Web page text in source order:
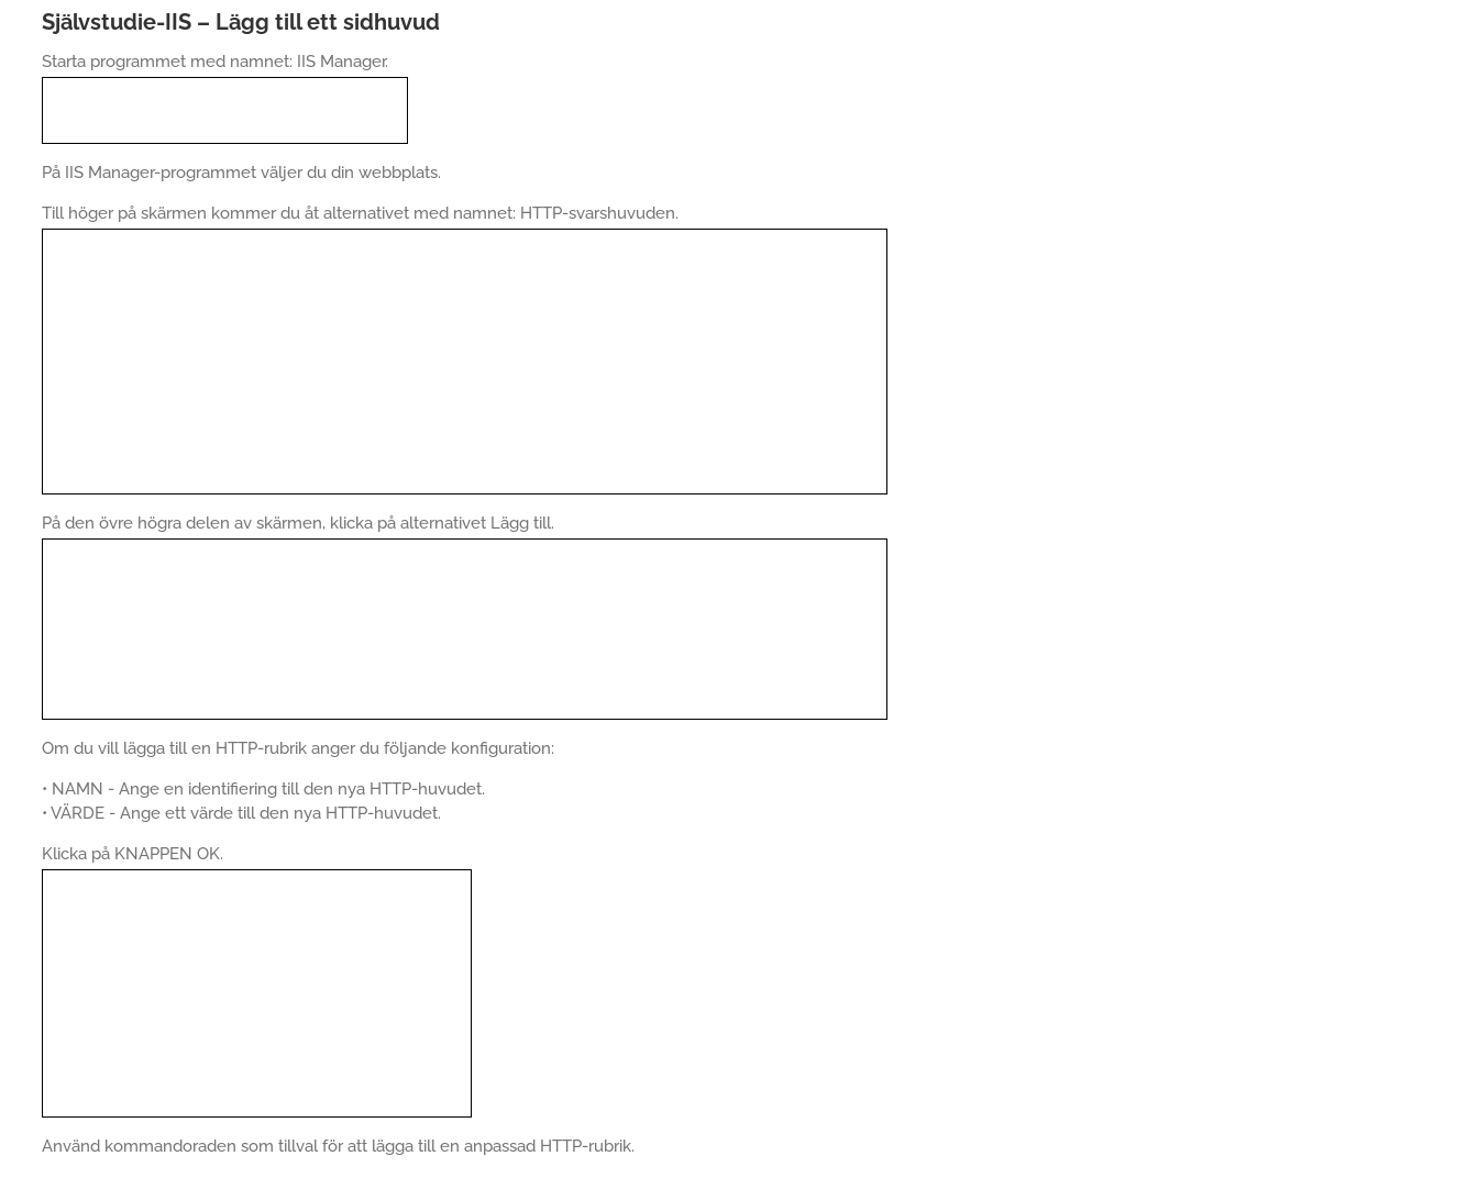
Självstudie-IIS – Lägg till ett sidhuvud
Starta programmet med namnet: IIS Manager.
På IIS Manager-programmet väljer du din webbplats.
Till höger på skärmen kommer du åt alternativet med namnet: HTTP-svarshuvuden.
På den övre högra delen av skärmen, klicka på alternativet Lägg till.
Om du vill lägga till en HTTP-rubrik anger du följande konfiguration:
• NAMN - Ange en identifiering till den nya HTTP-huvudet.
• VÄRDE - Ange ett värde till den nya HTTP-huvudet.
Klicka på KNAPPEN OK.
Använd kommandoraden som tillval för att lägga till en anpassad HTTP-rubrik.